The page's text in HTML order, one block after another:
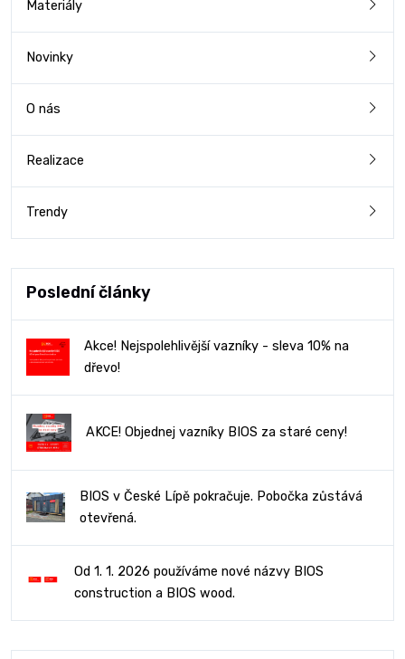
Materiály
Novinky
O nás
Realizace
Trendy
Poslední články
Akce! Nejspolehlivější vazníky - sleva 10% na
dřevo!
AKCE! Objednej vazníky BIOS za staré ceny!
BIOS v České Lípě pokračuje. Pobočka zůstává
otevřená.
Od 1. 1. 2026 používáme nové názvy BIOS
construction a BIOS wood.